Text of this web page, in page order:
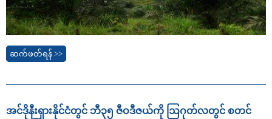
ဆက်ဖတ်ရန် >>
အင်ဒိုနီးရှားနိုင်ငံတွင် ဘီ၃၅ ဇီဝဒီဇယ်ကို ဩဂုတ်လတွင် စတင်